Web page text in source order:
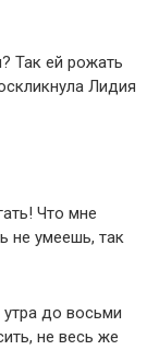
Так ей рожать
Лидия
Что мне
не умеешь, так
до восьми
не весь же